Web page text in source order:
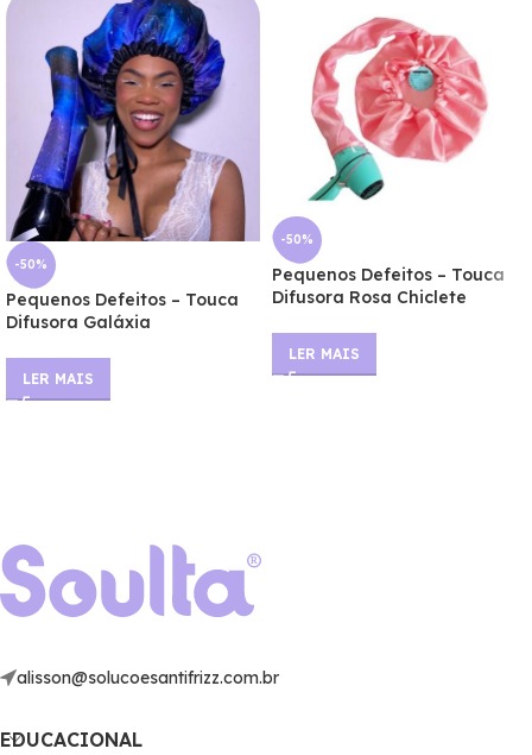
-50%
Pequenos Defeitos – Touca
Difusora Galáxia
LER MAIS
-50%
Pequenos Defeitos – Touca
Difusora Rosa Chiclete
LER MAIS
alisson@solucoesantifrizz.com.br
EDUCACIONAL